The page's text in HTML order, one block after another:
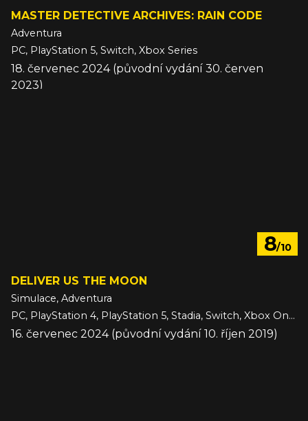
MASTER DETECTIVE ARCHIVES: RAIN CODE
Adventura
PC, PlayStation 5, Switch, Xbox Series
18. červenec 2024 (původní vydání 30. červen
2023)
8/10
DELIVER US THE MOON
Simulace, Adventura
PC, PlayStation 4, PlayStation 5, Stadia, Switch, Xbox One, Xbox Series
16. červenec 2024 (původní vydání 10. říjen 2019)